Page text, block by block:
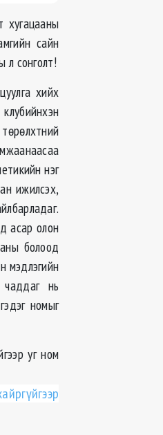
хугацааны
сайн
л сонголт!
хийх
нэг
ижилсэх,
асар олон
болоод
мэдлэгийн
нь
номыг
уг ном